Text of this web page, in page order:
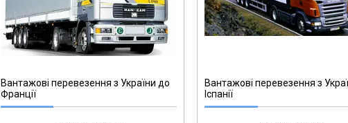
Вантажові перевезення з України до
Франції
Вантажові перевезення з
Іспанії